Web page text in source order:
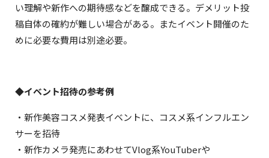
い理解や新作への期待感などを醸成できる。デメリット投
稿自体の確約が難しい場合がある。またイベント開催のた
めに必要な費用は別途必要。
◆イベント招待の参考例
・新作美容コスメ発表イベントに、コスメ系インフルエン
サーを招待
・新作カメラ発売にあわせてVlog系YouTuberや